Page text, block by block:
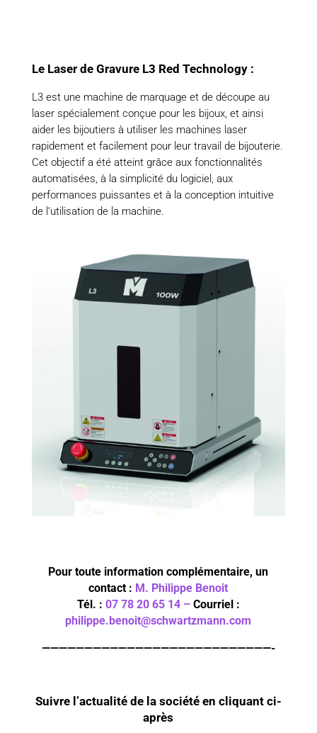
Le Laser de Gravure L3 Red Technology :
L3 est une machine de marquage et de découpe au
laser spécialement conçue pour les bijoux, et ainsi
aider les bijoutiers à utiliser les machines laser
rapidement et facilement pour leur travail de bijouterie.
Cet objectif a été atteint grâce aux fonctionnalités
automatisées, à la simplicité du logiciel, aux
performances puissantes et à la conception intuitive
de l’utilisation de la machine.
Pour toute information complémentaire, un
contact : M. Philippe Benoit
Tél. : 07 78 20 65 14 – Courriel :
philippe.benoit@schwartzmann.com
———————————————————————————-
Suivre l’actualité de la société en cliquant ci-
après